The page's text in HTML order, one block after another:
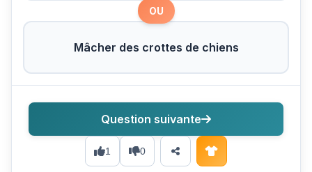
OU
Mâcher des crottes de chiens
1 0
Question suivante